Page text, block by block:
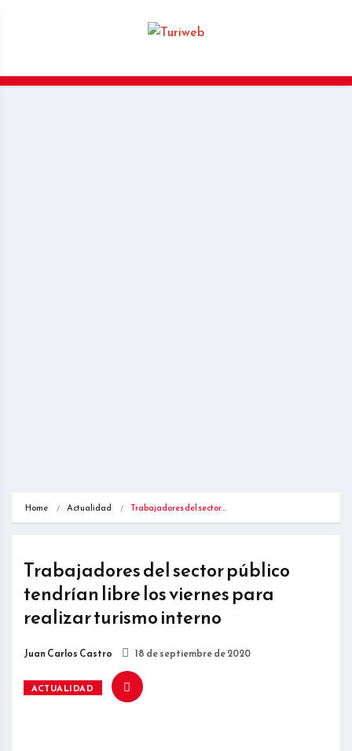
Home Actualidad Trabajadores del sector…
Trabajadores del sector público
tendrían libre los viernes para
realizar turismo interno
Juan Carlos Castro 18 de septiembre de 2020
ACTUALIDAD